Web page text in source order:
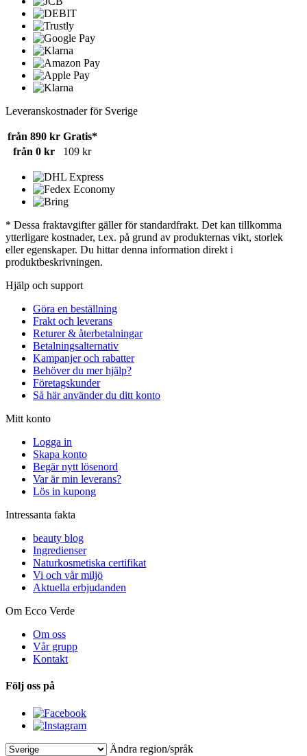
Leveranskostnader för Sverige
från 890 kr Gratis*
från 0 kr
109 kr
* Dessa fraktavgifter gäller för standardfrakt. Det kan tillkomma
ytterligare kostnader, t.ex. på grund av produkternas vikt, storlek
eller egenskaper. Du hittar denna information direkt i
produktbeskrivningen.
Hjälp och support
Göra en beställning
Frakt och leverans
Returer & återbetalningar
Betalningsalternativ
Kampanjer och rabatter
Behöver du mer hjälp?
Företagskunder
Så här använder du ditt konto
Mitt konto
Logga in
Skapa konto
Begär nytt lösenord
Var är min leverans?
Lös in kupong
Intressanta fakta
beauty blog
Ingredienser
Naturkosmetiska certifikat
Vi och vår miljö
Aktuella erbjudanden
Om Ecco Verde
Om oss
Vår grupp
Kontakt
Följ oss på
Ändra region/språk